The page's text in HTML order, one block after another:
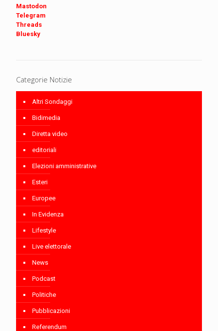
Mastodon
Telegram
Threads
Bluesky
Categorie Notizie
Altri Sondaggi
Bidimedia
Diretta video
editoriali
Elezioni amministrative
Esteri
Europee
In Evidenza
Lifestyle
Live elettorale
News
Podcast
Politiche
Pubblicazioni
Referendum